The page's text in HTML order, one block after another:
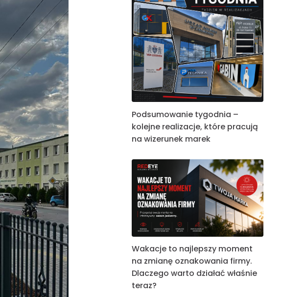
Podsumowanie tygodnia –
kolejne realizacje, które pracują
na wizerunek marek
Wakacje to najlepszy moment
na zmianę oznakowania firmy.
Dlaczego warto działać właśnie
teraz?